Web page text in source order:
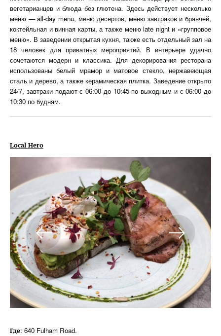
вегетарианцев и блюда без глютена. Здесь действует несколько
меню — all-day menu, меню десертов, меню завтраков и бранчей,
коктейльная и винная карты, а также меню late night и «групповое
меню». В заведении открытая кухня, также есть отдельный зал на
18 человек для приватных мероприятий. В интерьере удачно
сочетаются модерн и классика. Для декорирования ресторана
использованы белый мрамор и матовое стекло, нержавеющая
сталь и дерево, а также керамическая плитка. Заведение открыто
24/7, завтраки подают с 06:00 до 10:45 по выходным и с 06:00 до
10:30 по будням.
Local Hero
Где: 640 Fulham Road.